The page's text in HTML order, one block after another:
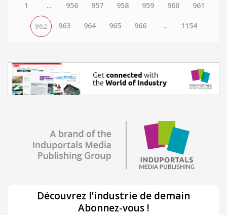
1 ... 956 957 958 959 960 961
962 963 964 965 966 ... 1154
Découvrez l’industrie de demain
Abonnez-vous !